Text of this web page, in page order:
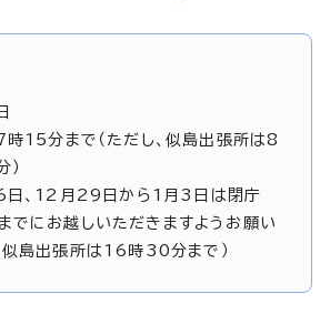
15分まで（ただし、似島出張所は8
6日、12月29日から1月3日は閉庁
でにお越しいただきますようお願い
似島出張所は16時30分まで）